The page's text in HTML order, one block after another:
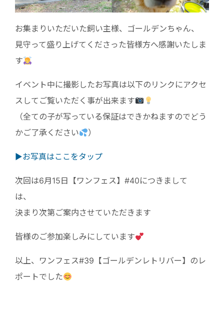
お集まりいただいた飼い主様、ゴールデンちゃん、
見守って盛り上げてくださった皆様方へ感謝いたしま
す
イベント中に撮影したお写真は以下のリンクにアクセ
スしてご覧いただく事が出来ます
（全ての子が写っている保証はできかねますのでどう
かご了承ください
）
▶︎お写真はここをタ ップ
次回は6月15日【ワンフェス】#40につきまして
は、
決まり次第ご案内させていただきます
皆様のご参加楽しみにしています
以上、ワンフェス#39【ゴールデンレトリバー】のレ
ポートでした